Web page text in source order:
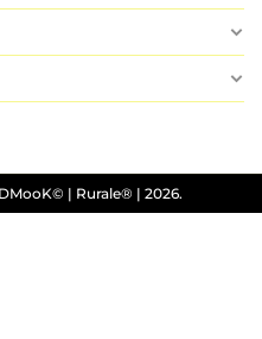
| Rurale® | 2026.